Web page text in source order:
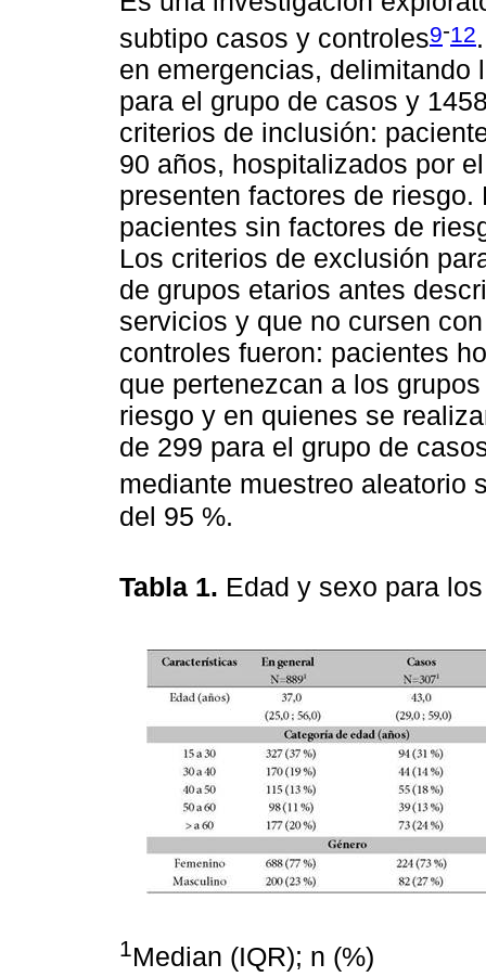
subtipo casos y controles9-12
en emergencias, delimitando
para el grupo de casos y
criterios de inclusión:
90 años, hospitalizados por
presenten factores de
pacientes sin factores de
Los criterios de exclusión
de grupos etarios antes
servicios y que no cursen
controles fueron: pacientes
que pertenezcan a los
riesgo y en quienes se
de 299 para el grupo de
mediante muestreo aleatorio
del 95 %.
Tabla 1. Edad y sexo para
1Median (IQR); n (%)